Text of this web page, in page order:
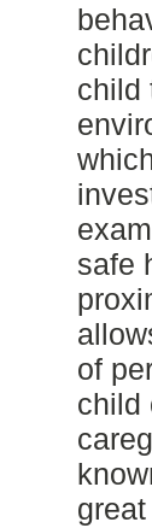
child
safe
of
child